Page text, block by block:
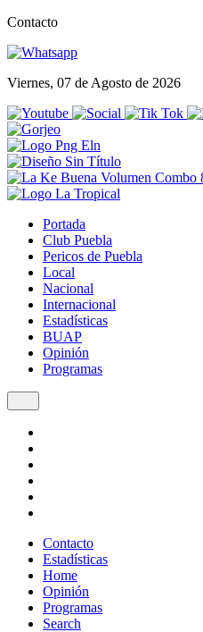
Contacto
Viernes, 07 de Agosto de 2026
Portada
Club Puebla
Pericos de Puebla
Local
Nacional
Internacional
Estadísticas
BUAP
Opinión
Programas
Contacto
Estadísticas
Home
Opinión
Programas
Search